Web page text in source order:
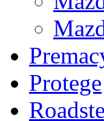
Protege